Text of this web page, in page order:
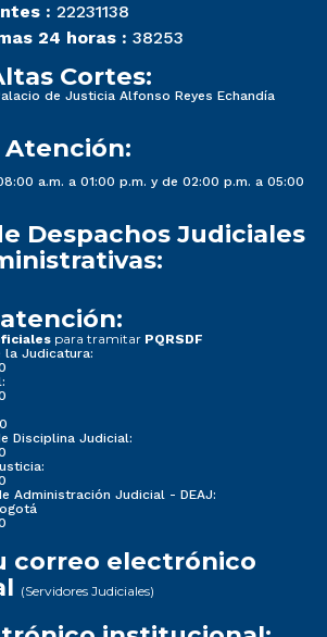
: 22231138
24 horas : 38253
Cortes:
de Justicia Alfonso Reyes Echandía
Atención:
a.m. a 01:00 p.m. y de 02:00 p.m. a 05:00
Despachos Judiciales
para tramitar PQRSDF
la Judicatura:
Disciplina Judicial:
Administración Judicial - DEAJ:
correo electrónico
(Servidores Judiciales)